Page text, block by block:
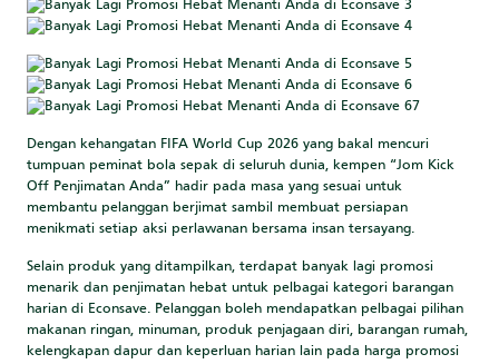
Dengan kehangatan FIFA World Cup 2026 yang bakal mencuri
tumpuan peminat bola sepak di seluruh dunia, kempen “Jom Kick
Off Penjimatan Anda” hadir pada masa yang sesuai untuk
membantu pelanggan berjimat sambil membuat persiapan
menikmati setiap aksi perlawanan bersama insan tersayang.
Selain produk yang ditampilkan, terdapat banyak lagi promosi
menarik dan penjimatan hebat untuk pelbagai kategori barangan
harian di Econsave. Pelanggan boleh mendapatkan pelbagai pilihan
makanan ringan, minuman, produk penjagaan diri, barangan rumah,
kelengkapan dapur dan keperluan harian lain pada harga promosi